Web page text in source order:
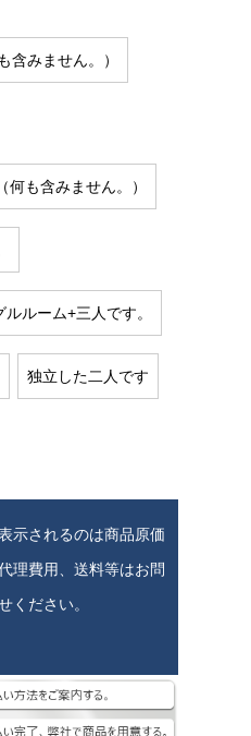
含みません。）
も含みません。）
ルーム+三人です。
独立した二人です
示されるのは商品原価
理費用、送料等はお問
ください。